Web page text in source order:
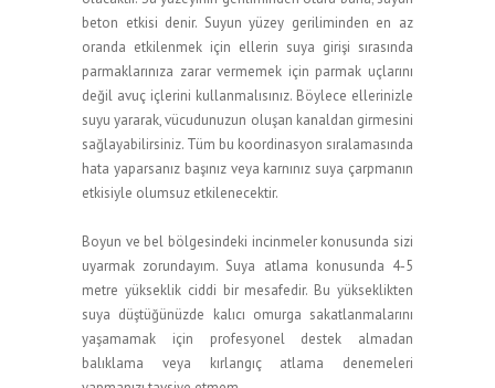
beton etkisi denir. Suyun yüzey geriliminden en az
oranda etkilenmek için ellerin suya girişi sırasında
parmaklarınıza zarar vermemek için parmak uçlarını
değil avuç içlerini kullanmalısınız. Böylece ellerinizle
suyu yararak, vücudunuzun oluşan kanaldan girmesini
sağlayabilirsiniz. Tüm bu koordinasyon sıralamasında
hata yaparsanız başınız veya karnınız suya çarpmanın
etkisiyle olumsuz etkilenecektir.
Boyun ve bel bölgesindeki incinmeler konusunda sizi
uyarmak zorundayım. Suya atlama konusunda 4-5
metre yükseklik ciddi bir mesafedir. Bu yükseklikten
suya düştüğünüzde kalıcı omurga sakatlanmalarını
yaşamamak için profesyonel destek almadan
balıklama veya kırlangıç atlama denemeleri